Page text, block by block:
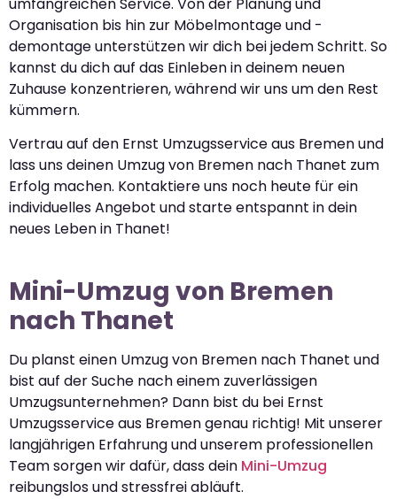
Organisation bis hin zur Möbelmontage und -
demontage unterstützen wir dich bei jedem Schritt. So
kannst du dich auf das Einleben in deinem neuen
Zuhause konzentrieren, während wir uns um den Rest
kümmern.
Vertrau auf den Ernst Umzugsservice aus Bremen und
lass uns deinen Umzug von Bremen nach Thanet zum
Erfolg machen. Kontaktiere uns noch heute für ein
individuelles Angebot und starte entspannt in dein
neues Leben in Thanet!
Mini-Umzug von Bremen
nach Thanet
Du planst einen Umzug von Bremen nach Thanet und
bist auf der Suche nach einem zuverlässigen
Umzugsunternehmen? Dann bist du bei Ernst
Umzugsservice aus Bremen genau richtig! Mit unserer
langjährigen Erfahrung und unserem professionellen
Team sorgen wir dafür, dass dein Mini-Umzug
reibungslos und stressfrei abläuft.